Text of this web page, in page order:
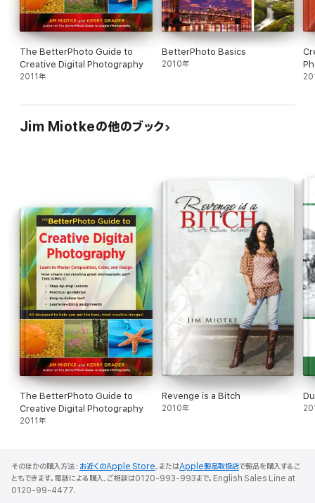
The BetterPhoto Guide to
Creative Digital Photography
2011年
BetterPhoto Basics
2010年
Jim Miotkeの他のブック
The BetterPhoto Guide to
Creative Digital Photography
2011年
Revenge is a Bitch
2010年
そのほかの購入方法： お近くのApple Store、またはApple製品取扱店で製品を購入するこ
ともできます。電話による購入、ご相談は0120-993-993まで。English Sales Line at
0120-99-4477.